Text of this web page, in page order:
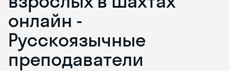
онлайн -
Русскоязычные
преподаватели
Skyeng Chat